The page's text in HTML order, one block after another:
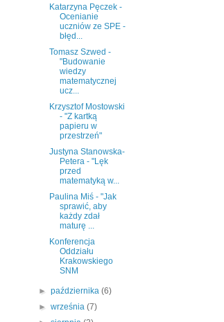
Katarzyna Pęczek -
Ocenianie
uczniów ze SPE -
błęd...
Tomasz Szwed -
"Budowanie
wiedzy
matematycznej
ucz...
Krzysztof Mostowski
- "Z kartką
papieru w
przestrzeń"
Justyna Stanowska-
Petera - "Lęk
przed
matematyką w...
Paulina Miś - "Jak
sprawić, aby
każdy zdał
maturę ...
Konferencja
Oddziału
Krakowskiego
SNM
►października(6)
►września(7)